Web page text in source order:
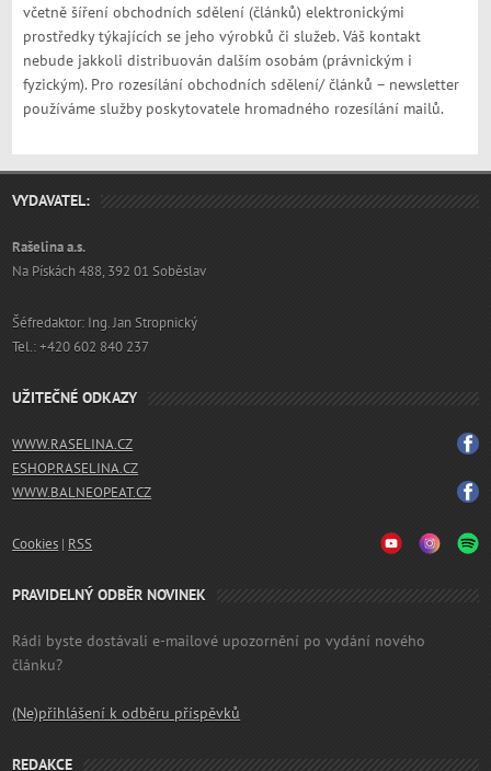
včetně šíření obchodních sdělení (článků) elektronickými
prostředky týkajících se jeho výrobků či služeb. Váš kontakt
nebude jakkoli distribuován dalším osobám (právnickým i
fyzickým). Pro rozesílání obchodních sdělení/ článků – newsletter
používáme služby poskytovatele hromadného rozesílání mailů.
VYDAVATEL:
Rašelina a.s.
Na Pískách 488, 392 01 Soběslav
Šéfredaktor: Ing. Jan Stropnický
Tel.: +420 602 840 237
UŽITEČNÉ ODKAZY
WWW.RASELINA.CZ
ESHOP.RASELINA.CZ
WWW.BALNEOPEAT.CZ
Cookies | RSS
PRAVIDELNÝ ODBĚR NOVINEK
Rádi byste dostávali e-mailové upozornění po vydání nového
článku?
(Ne)přihlášení k odběru příspěvků
REDAKCE